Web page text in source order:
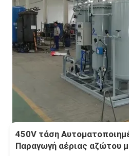
450V τάση
Παραγωγή αέριας αζώτου